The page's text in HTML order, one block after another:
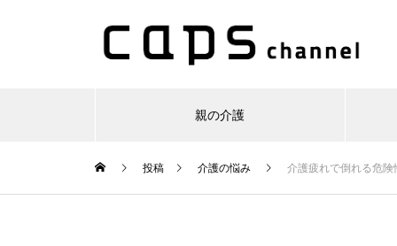
親の介護
投稿 介護の悩み 介護疲れで倒れる危